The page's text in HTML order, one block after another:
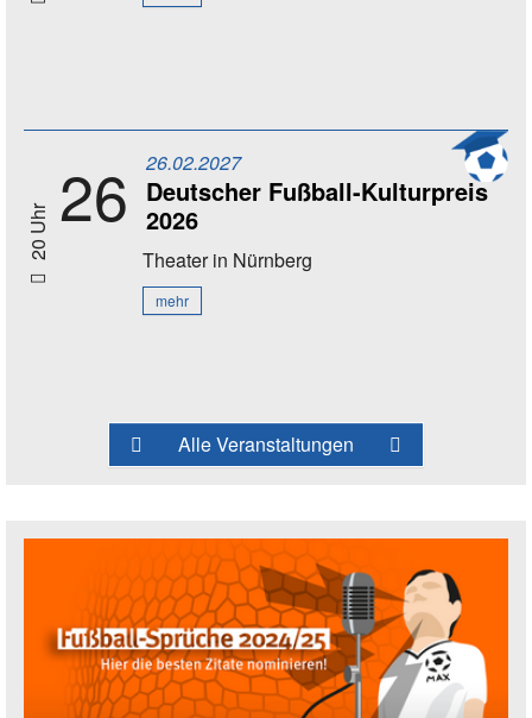
20 Uhr 26 26.02.2027
Deutscher Fußball-Kulturpreis
2026
Theaterin Nürnberg
mehr
Alle Veranstaltungen